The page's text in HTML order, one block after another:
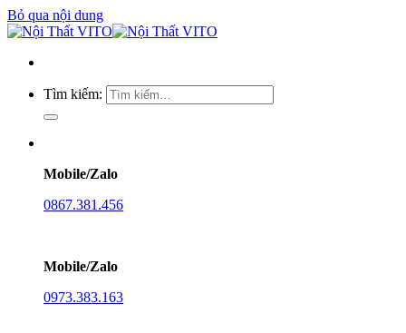
Bỏ qua nội dung
Tìm kiếm:
Mobile/Zalo
0867.381.456
Mobile/Zalo
0973.383.163